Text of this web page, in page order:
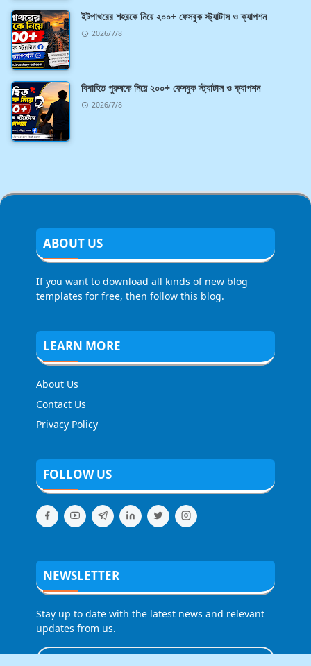
ইটপাথরের শহরকে নিয়ে ২০০+ ফেসবুক স্ট্যাটাস ও ক্যাপশন
2026/7/8
বিবাহিত পুরুষকে নিয়ে ২০০+ ফেসবুক স্ট্যাটাস ও ক্যাপশন
2026/7/8
ABOUT US
If you want to download all kinds of new blog
templates for free, then follow this blog.
LEARN MORE
About Us
Contact Us
Privacy Policy
FOLLOW US
NEWSLETTER
Stay up to date with the latest news and relevant
updates from us.